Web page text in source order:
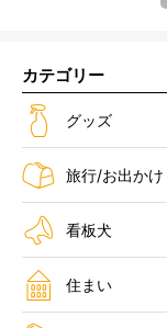
カテゴリー
グッズ
旅行/お出かけ
看板犬
住まい